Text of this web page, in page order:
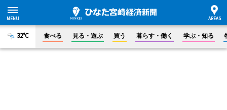
32°C 食べる 見る・遊ぶ 買う 暮らす・働く 学ぶ・知る